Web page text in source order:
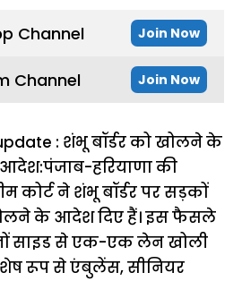
Channel Join Now
Channel Join Now
: शंभू बॉर्डर को खोलने के
आदेश:पंजाब-हरियाणा की
कोर्ट ने शंभू बॉर्डर पर सड़कों
के आदेश दिए हैं। इस फैसले
साइड से एक-एक लेन खोली
रूप से एंबुलेंस, सीनियर